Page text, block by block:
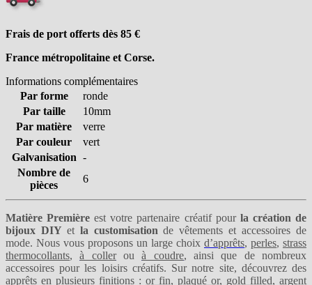
Frais de port offerts dès 85 €
France métropolitaine et Corse.
Informations complémentaires
Par forme
ronde
Par taille
10mm
Par matière
verre
Par couleur
vert
Galvanisation -
Nombre de
pièces
6
Matière Première est votre partenaire créatif pourla création de
bijoux DIY etla customisation de vêtements et accessoires de
mode. Nous vous proposons un large choix d’apprêts, perles, strass
thermocollants,à collerouà coudre, ainsi que de nombreux
accessoires pour les loisirs créatifs. Sur notre site, découvrez des
apprêts en plusieurs finitions : or fin, plaqué or, gold filled, argent